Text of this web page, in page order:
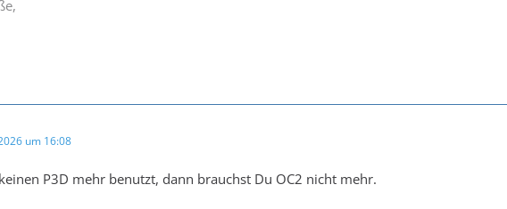
um 16:08
P3D mehr benutzt, dann brauchst Du OC2 nicht mehr.